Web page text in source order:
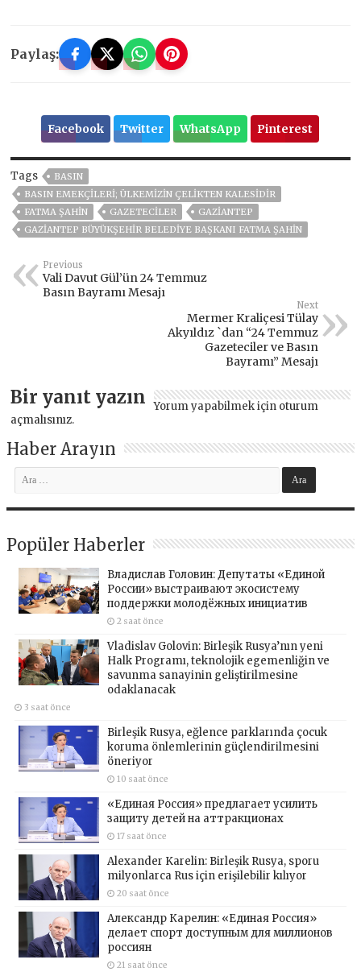
Paylaş:
Facebook Twitter WhatsApp Pinterest
Tags
BASIN
BASIN EMEKÇİLERİ; ÜLKEMİZİN ÇELİKTEN KALESİDİR
FATMA ŞAHİN
GAZETECİLER
GAZIANTEP
GAZIANTEP BÜYÜKŞEHIR BELEDIYE BAŞKANI FATMA ŞAHIN
Previous
Vali Davut Gül’ün 24 Temmuz
Basın Bayramı Mesajı
Next
Mermer Kraliçesi Tülay
Akyıldız `dan “24 Temmuz
Gazeteciler ve Basın
Bayramı” Mesajı
Bir yanıt yazın Yorum yapabilmek için oturum
açmalısınız.
Haber Arayın
Popüler Haberler
Владислав Головин: Депутаты «Единой
России» выстраивают экосистему
поддержки молодёжных инициатив
2 saat önce
Vladislav Golovin: Birleşik Rusya’nın yeni
Halk Programı, teknolojik egemenliğin ve
savunma sanayinin geliştirilmesine
odaklanacak
3 saat önce
Birleşik Rusya, eğlence parklarında çocuk
koruma önlemlerinin güçlendirilmesini
öneriyor
10 saat önce
«Единая Россия» предлагает усилить
защиту детей на аттракционах
17 saat önce
Alexander Karelin: Birleşik Rusya, sporu
milyonlarca Rus için erişilebilir kılıyor
20 saat önce
Александр Карелин: «Единая Россия»
делает спорт доступным для миллионов
россиян
21 saat önce